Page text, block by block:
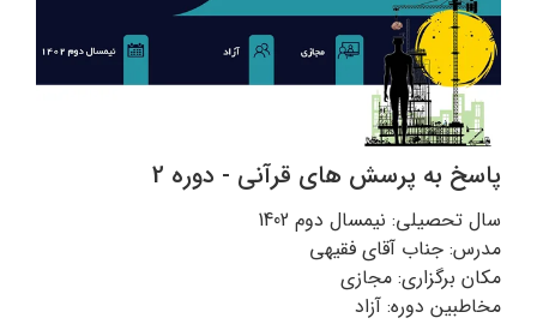
پاسخ به پرسش های قرآنی - دوره 2
سال تحصیلی: نیمسال دوم 1402
مدرس: جناب آقای فقیهی
مکان برگزاری: مجازی
مخاطبین دوره: آزاد